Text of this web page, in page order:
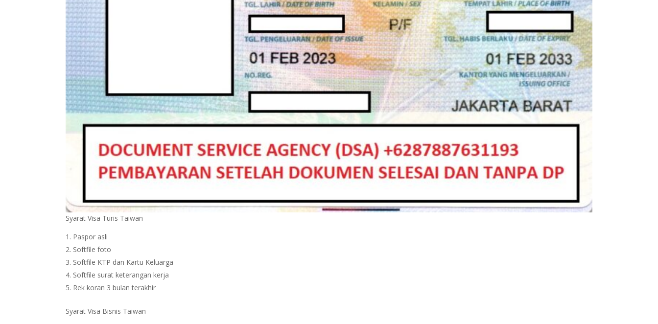
Syarat Visa Turis Taiwan
Paspor asli
Softfile foto
Softfile KTP dan Kartu Keluarga
Softfile surat keterangan kerja
Rek koran 3 bulan terakhir
Syarat Visa Bisnis Taiwan